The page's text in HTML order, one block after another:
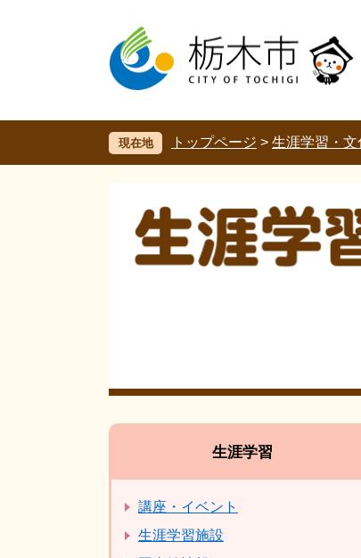
で
ば
現在地 トップページ > 生涯学習・
生涯学習
講座・イベント
生涯学習施設